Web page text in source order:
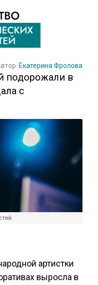
Екатерина Фролова
подорожали в
с
артистки
выросла в